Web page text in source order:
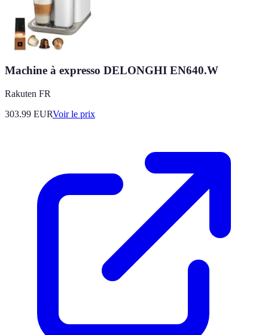
Machine à expresso DELONGHI EN640.W
Rakuten FR
303.99 EURVoir le prix